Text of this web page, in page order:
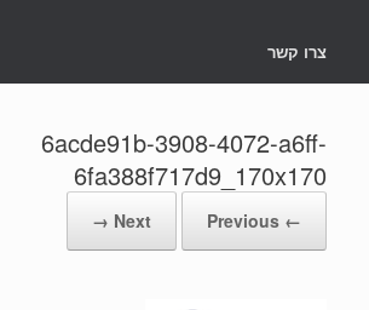
צרו קשר
6acde91b-3908-4072-a6ff-
6fa388f717d9_170x170
← Previous
Next →